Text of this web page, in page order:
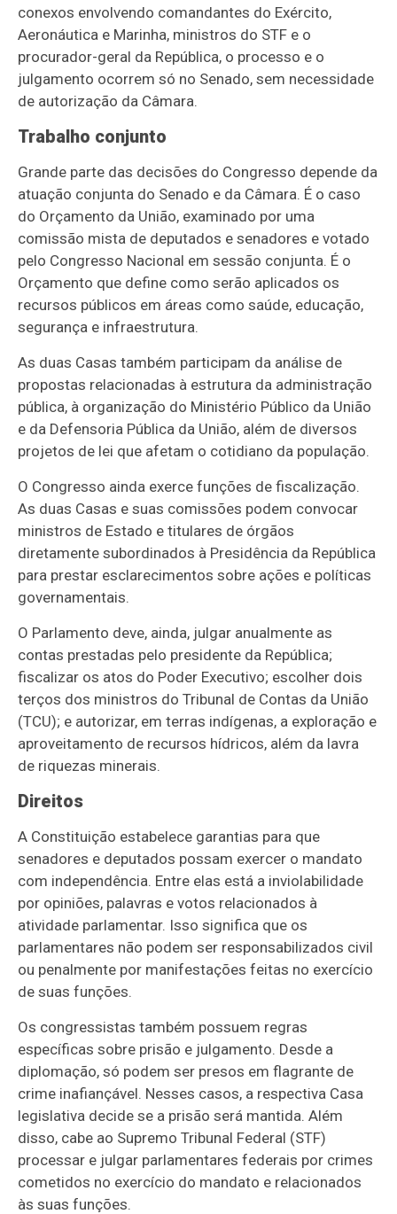
conexos envolvendo comandantes do Exército,
Aeronáutica e Marinha, ministros do STF e o
procurador-geral da República, o processo e o
julgamento ocorrem só no Senado, sem necessidade
de autorização da Câmara.
Trabalho conjunto
Grande parte das decisões do Congresso depende da
atuação conjunta do Senado e da Câmara. É o caso
do Orçamento da União, examinado por uma
comissão mista de deputados e senadores e votado
pelo Congresso Nacional em sessão conjunta. É o
Orçamento que define como serão aplicados os
recursos públicos em áreas como saúde, educação,
segurança e infraestrutura.
As duas Casas também participam da análise de
propostas relacionadas à estrutura da administração
pública, à organização do Ministério Público da União
e da Defensoria Pública da União, além de diversos
projetos de lei que afetam o cotidiano da população.
O Congresso ainda exerce funções de fiscalização.
As duas Casas e suas comissões podem convocar
ministros de Estado e titulares de órgãos
diretamente subordinados à Presidência da República
para prestar esclarecimentos sobre ações e políticas
governamentais.
O Parlamento deve, ainda, julgar anualmente as
contas prestadas pelo presidente da República;
fiscalizar os atos do Poder Executivo; escolher dois
terços dos ministros do Tribunal de Contas da União
(TCU); e autorizar, em terras indígenas, a exploração e
aproveitamento de recursos hídricos, além da lavra
de riquezas minerais.
Direitos
A Constituição estabelece garantias para que
senadores e deputados possam exercer o mandato
com independência. Entre elas está a inviolabilidade
por opiniões, palavras e votos relacionados à
atividade parlamentar. Isso significa que os
parlamentares não podem ser responsabilizados civil
ou penalmente por manifestações feitas no exercício
de suas funções.
Os congressistas também possuem regras
específicas sobre prisão e julgamento. Desde a
diplomação, só podem ser presos em flagrante de
crime inafiançável. Nesses casos, a respectiva Casa
legislativa decide se a prisão será mantida. Além
disso, cabe ao Supremo Tribunal Federal (STF)
processar e julgar parlamentares federais por crimes
cometidos no exercício do mandato e relacionados
às suas funções.